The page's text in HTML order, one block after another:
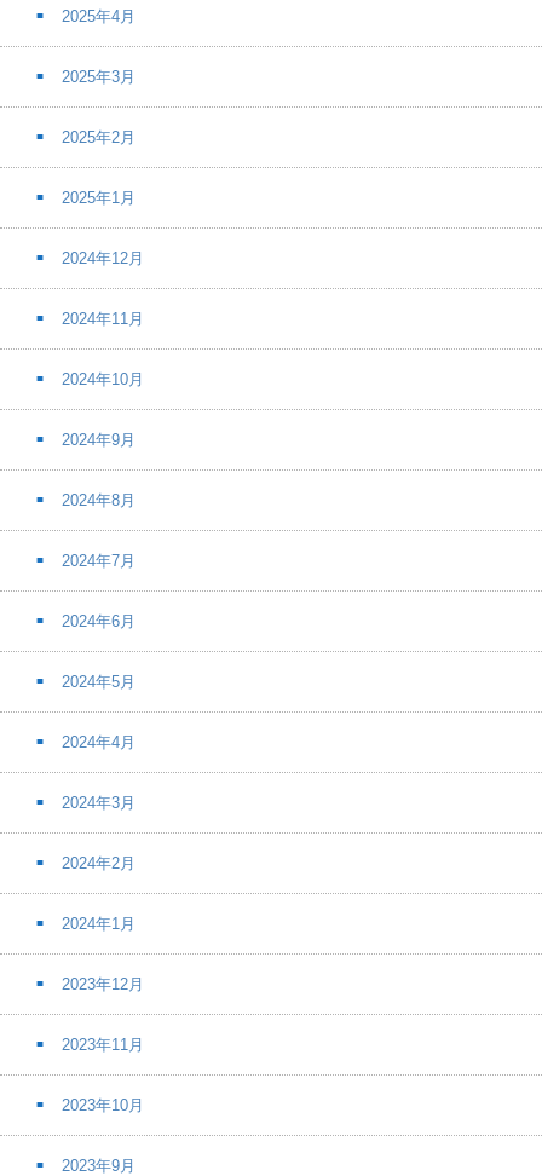
2025年4月
2025年3月
2025年2月
2025年1月
2024年12月
2024年11月
2024年10月
2024年9月
2024年8月
2024年7月
2024年6月
2024年5月
2024年4月
2024年3月
2024年2月
2024年1月
2023年12月
2023年11月
2023年10月
2023年9月